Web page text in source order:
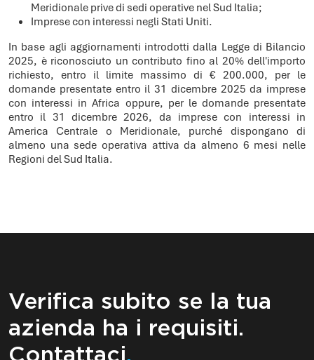
Meridionale prive di sedi operative nel Sud Italia;
Imprese con interessi negli Stati Uniti.
In base agli aggiornamenti introdotti dalla Legge di Bilancio
2025, è riconosciuto un contributo fino al 20% dell'importo
richiesto, entro il limite massimo di € 200.000, per le
domande presentate entro il 31 dicembre 2025 da imprese
con interessi in Africa oppure, per le domande presentate
entro il 31 dicembre 2026, da imprese con interessi in
America Centrale o Meridionale, purché dispongano di
almeno una sede operativa attiva da almeno 6 mesi nelle
Regioni del Sud Italia.
Verifica subito se la tua
azienda ha i requisiti.
Contattaci.